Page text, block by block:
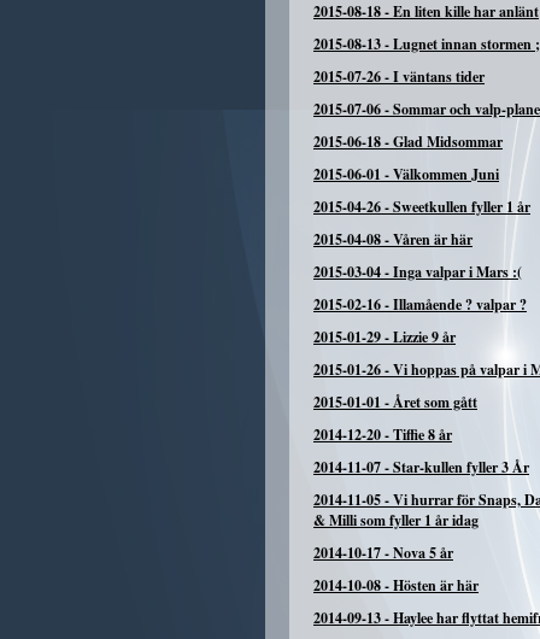
2015-08-18-En liten kille har anlänt
2015-08-13-Lugnet innan stormen
2015-07-26-I väntans tider
2015-07-06-Sommar och valp-
2015-06-18-Glad Midsommar
2015-06-01 -Välkommen Juni
2015-04-26-Sweetkullen fyller 1 år
2015-04-08-Våren är här
2015-03-04-Inga valpar i Mars :(
2015-02-16-Illamående ? valpar ?
2015-01-29-Lizzie 9 år
2015-01-26-Vi hoppas på valpar i
2015-01-01 -Året som gått
2014-12-20-Tiffie 8 år
2014-11-07-Star-kullen fyller 3 År
2014-11-05-Vi hurrar för Snaps,
& Milli som fyller 1 år idag
2014-10-17-Nova 5 år
2014-10-08-Hösten är här
2014-09-13-Haylee har flyttat